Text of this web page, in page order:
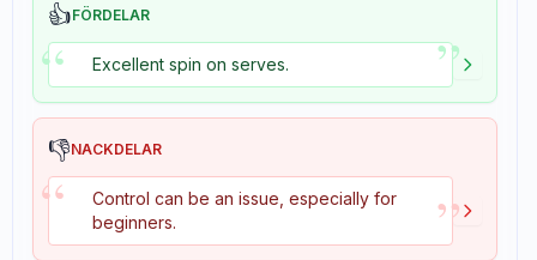
👍FÖRDELAR
“ Excellent spin on serves. ”
👎NACKDELAR
“
Control can be an issue, especially for
beginners.
”